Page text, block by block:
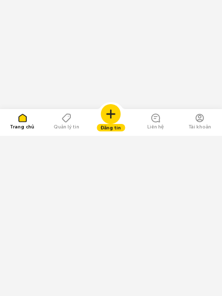
Trang chủ Quản lý tin Đăng tin Liên hệ Tài khoản